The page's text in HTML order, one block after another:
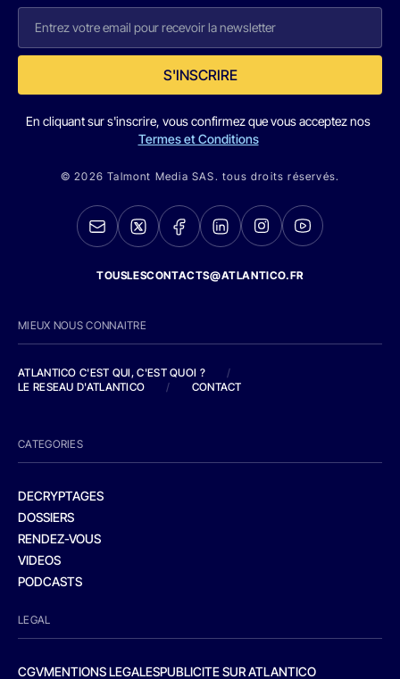
S'INSCRIRE
En cliquant sur s'inscrire, vous confirmez que vous acceptez nos
Termes et Conditions
© 2026 Talmont Media SAS. tous droits réservés.
TOUSLESCONTACTS@ATLANTICO.FR
MIEUX NOUS CONNAITRE
ATLANTICO C'EST QUI, C'EST QUOI ?
/
LE RESEAU D'ATLANTICO
/ CONTACT
CATEGORIES
DECRYPTAGES
DOSSIERS
RENDEZ-VOUS
VIDEOS
PODCASTS
LEGAL
CGVMENTIONS LEGALESPUBLICITE SUR ATLANTICO